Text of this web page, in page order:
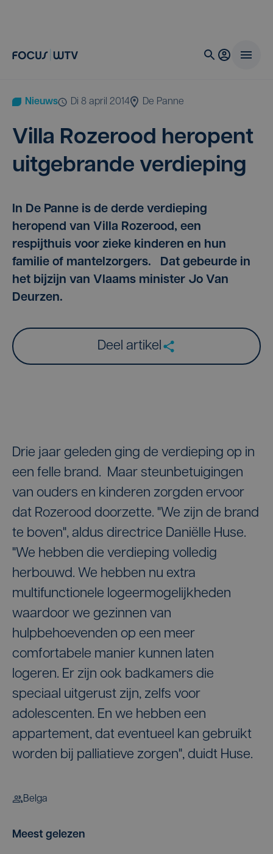
Nieuws di 8 april 2014 De Panne
Vil­la Roze­rood her­o­pent
uit­ge­bran­de verdieping
In De Panne is de derde verdieping
heropend van Villa Rozerood, een
respijthuis voor zieke kinderen en hun
familie of mantelzorgers. Dat gebeurde in
het bijzijn van Vlaams minister Jo Van
Deurzen.
Deel artikel
Drie jaar geleden ging de verdieping op in
een felle brand. Maar steunbetuigingen
van ouders en kinderen zorgden ervoor
dat Rozerood doorzette. "We zijn de brand
te boven", aldus directrice Daniëlle Huse.
"We hebben die verdieping volledig
herbouwd. We hebben nu extra
multifunctionele logeermogelijkheden
waardoor we gezinnen van
hulpbehoevenden op een meer
comfortabele manier kunnen laten
logeren. Er zijn ook badkamers die
speciaal uitgerust zijn, zelfs voor
adolescenten. En we hebben een
appartement, dat eventueel kan gebruikt
worden bij palliatieve zorgen", duidt Huse.
Belga
Meest gelezen